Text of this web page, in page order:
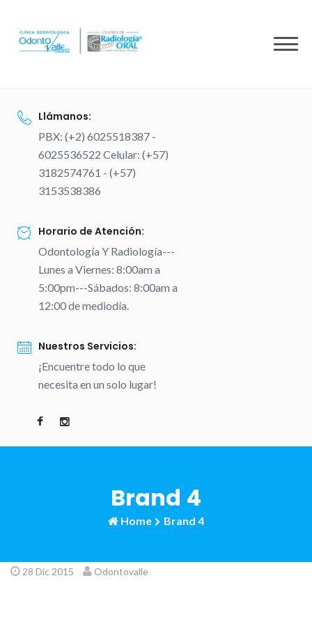
content
Llámanos:
PBX: (+2) 6025518387 -
6025536522 Celular: (+57)
3182574761 - (+57)
3153538386
Horario de Atención:
Odontología Y Radiología---
Lunes a Viernes: 8:00am a
5:00pm---Sábados: 8:00am a
12:00 de mediodía.
Nuestros Servicios:
¡Encuentre todo lo que
necesita en un solo lugar!
Brand 4
Home Brand 4
28 Dic 2015 Odontovalle